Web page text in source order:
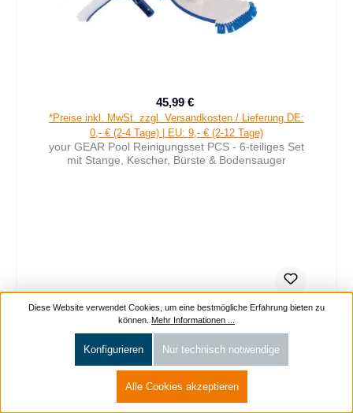
Verkaufspreis:
45,99 €
*Preise inkl. MwSt. zzgl. Versandkosten / Lieferung DE:
0,- € (2-4 Tage) | EU: 9,- € (2-12 Tage)
your GEAR Pool Reinigungsset PCS - 6-teiliges Set
mit Stange, Kescher, Bürste & Bodensauger
Diese Website verwendet Cookies, um eine bestmögliche Erfahrung bieten zu
können. Mehr Informationen ...
Nur technisch notwendige
Konfigurieren
Alle Cookies akzeptieren